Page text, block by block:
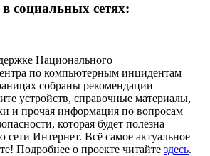
социальных сетях:
Национального
по компьютерным инцидентам
собраны рекомендации
устройств, справочные материалы,
и прочая информация по вопросам
которая будет полезна
сети Интернет. Всё самое актуальное
Подробнее о проекте читайте здесь.